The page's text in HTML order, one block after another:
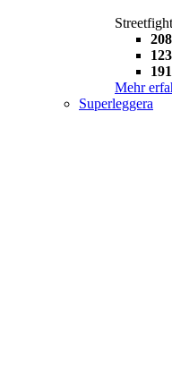
Mehr
Superleggera